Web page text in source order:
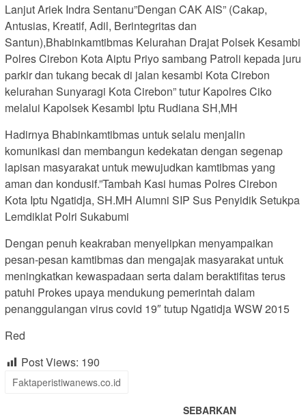
Lanjut Ariek Indra Sentanu”Dengan CAK AIS” (Cakap,
Antusias, Kreatif, Adil, Berintegritas dan
Santun),Bhabinkamtibmas Kelurahan Drajat Polsek Kesambi
Polres Cirebon Kota Aiptu Priyo sambang Patroli kepada juru
parkir dan tukang becak di jalan kesambi Kota Cirebon
kelurahan Sunyaragi Kota Cirebon” tutur Kapolres Ciko
melalui Kapolsek Kesambi Iptu Rudiana SH,MH
Hadirnya Bhabinkamtibmas untuk selalu menjalin
komunikasi dan membangun kedekatan dengan segenap
lapisan masyarakat untuk mewujudkan kamtibmas yang
aman dan kondusif.”Tambah Kasi humas Polres Cirebon
Kota Iptu Ngatidja, SH.MH Alumni SIP Sus Penyidik Setukpa
Lemdiklat Polri Sukabumi
Dengan penuh keakraban menyelipkan menyampaikan
pesan-pesan kamtibmas dan mengajak masyarakat untuk
meningkatkan kewaspadaan serta dalam beraktifitas terus
patuhi Prokes upaya mendukung pemerintah dalam
penanggulangan virus covid 19″ tutup Ngatidja WSW 2015
Red
Post Views: 190
Faktaperistiwanews.co.id
SEBARKAN